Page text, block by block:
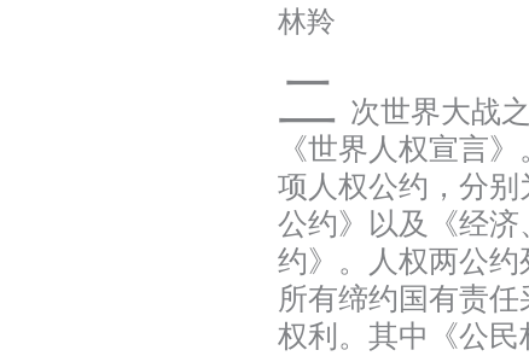
林羚
二 次世界大战
《世界人权宣言
项人权公约，分
公约》以及《经
约》。人权两公
所有缔约国有责
权利。其中《公